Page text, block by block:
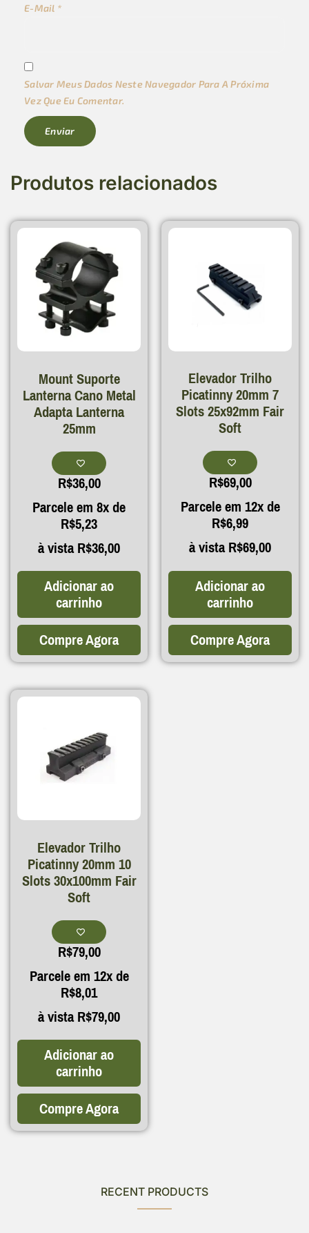
E-Mail *
Salvar Meus Dados Neste Navegador Para A Próxima
Vez Que Eu Comentar.
Produtos relacionados
Mount Suporte
Lanterna Cano Metal
Adapta Lanterna
25mm
R$36,00
Parcele em 8x de
R$5,23
à vistaR$36,00
Adicionar ao
carrinho
Compre Agora
Elevador Trilho
Picatinny 20mm 7
Slots 25x92mm Fair
Soft
R$69,00
Parcele em 12x de
R$6,99
à vistaR$69,00
Adicionar ao
carrinho
Compre Agora
Elevador Trilho
Picatinny 20mm 10
Slots 30x100mm Fair
Soft
R$79,00
Parcele em 12x de
R$8,01
à vistaR$79,00
Adicionar ao
carrinho
Compre Agora
RECENT PRODUCTS